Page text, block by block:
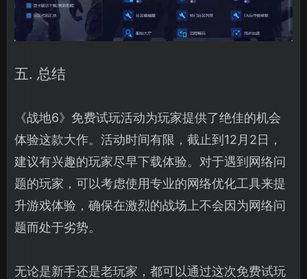
五. 总结
《战地6》免费试玩活动为玩家提供了绝佳的机会
体验这款大作。活动时间有限，截止到12月2日，
建议有兴趣的玩家尽早下载体验。对于遇到网络问
题的玩家，可以考虑使用专业的网络优化工具来提
升游戏体验，确保在激烈的战场上不会因为网络问
题而处于劣势。
无论是新手还是老玩家，都可以通过这次免费试玩